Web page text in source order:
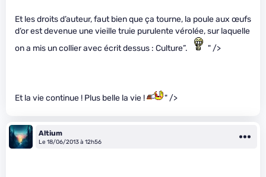
Et les droits d’auteur, faut bien que ça tourne, la poule aux œufs
d’or est devenue une vieille truie purulente vérolée, sur laquelle
on a mis un collier avec écrit dessus : Culture”.
" />
Et la vie continue ! Plus belle la vie ! " />
Altium
Le 18/06/2013 à 12h56